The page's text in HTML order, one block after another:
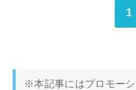
1
※本記事にはプロモー